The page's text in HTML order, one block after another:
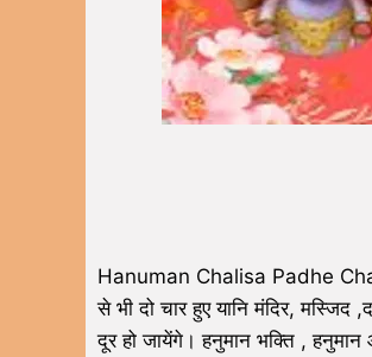
Hanuman Chalisa Padhe
से भी दो चार हुए यानि मंदिर,
दूर हो जायेंगे। हनुमान भक्ति ,